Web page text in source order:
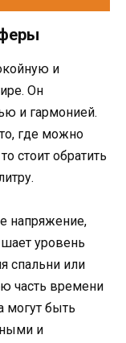
и
Он
и гармонией.
где можно
стоит обратить
напряжение,
уровень
спальни или
часть времени
могут быть
и